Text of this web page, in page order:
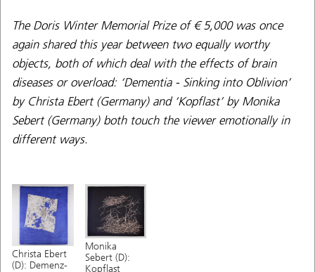
The Doris Winter Memorial Prize of € 5,000 was once
again shared this year between two equally worthy
objects, both of which deal with the effects of brain
diseases or overload: ‘Dementia - Sinking into Oblivion’
by Christa Ebert (Germany) and ‘Kopflast’ by Monika
Sebert (Germany) both touch the viewer emotionally in
different ways.
Christa Ebert
(D): Demenz-
Monika
Sebert (D):
Kopflast